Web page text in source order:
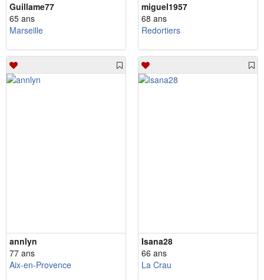
Guillame77
65 ans
Marseille
miguel1957
68 ans
Redortiers
annlyn
77 ans
Aix-en-Provence
Isana28
66 ans
La Crau